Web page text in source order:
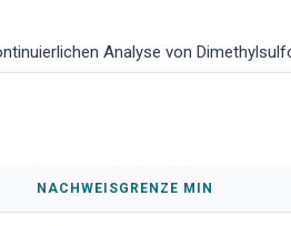
Analyse von
NACHWEISGRENZE MIN